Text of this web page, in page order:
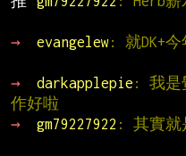
→
evangelew: 就DK+
→
darkapplepie : 我是
作好啦
→
gm79227922 : 其實就